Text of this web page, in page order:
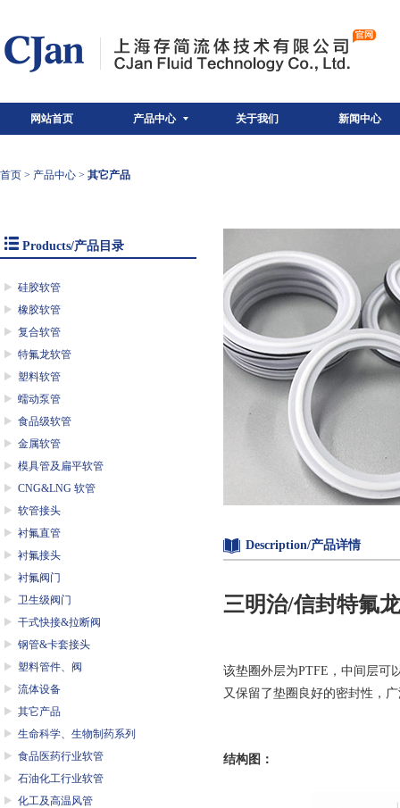
网站首页 产品中心 关于我们 新闻中心
首页 > 产品中心 > 其它产品
Products/产品目录
硅胶软管
橡胶软管
复合软管
特氟龙软管
塑料软管
蠕动泵管
食品级软管
金属软管
模具管及扁平软管
CNG&LNG 软管
软管接头
衬氟直管
衬氟接头
衬氟阀门
卫生级阀门
干式快接&拉断阀
钢管&卡套接头
塑料管件、阀
流体设备
其它产品
生命科学、生物制药系列
食品医药行业软管
石油化工行业软管
化工及高温风管
Description/产品详情
三明治/信封特氟
该垫圈外层为PTFE，中间层可
又保留了垫圈良好的密封性，
结构图：